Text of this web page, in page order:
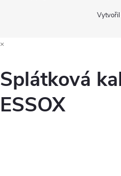
×
Splátková
ESSOX